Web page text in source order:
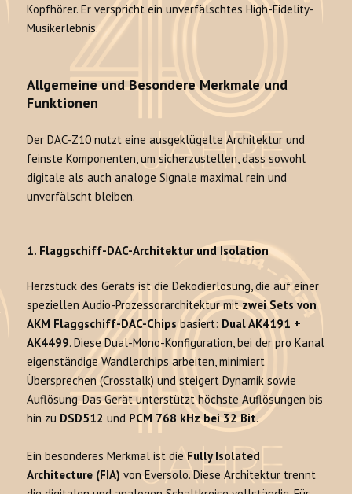
Kopfhörer. Er verspricht ein unverfälschtes High-Fidelity-
Musikerlebnis.
Allgemeine und Besondere Merkmale und
Funktionen
Der DAC-Z10 nutzt eine ausgeklügelte Architektur und
feinste Komponenten, um sicherzustellen, dass sowohl
digitale als auch analoge Signale maximal rein und
unverfälscht bleiben.
1. Flaggschiff-DAC-Architektur und Isolation
Herzstück des Geräts ist die Dekodierlösung, die auf einer
speziellen Audio-Prozessorarchitektur mitzwei Sets von
AKM Flaggschiff-DAC-Chips basiert: Dual AK4191 +
AK4499. Diese Dual-Mono-Konfiguration, bei der pro Kanal
eigenständige Wandlerchips arbeiten, minimiert
Übersprechen (Crosstalk) und steigert Dynamik sowie
Auflösung. Das Gerät unterstützt höchste Auflösungen bis
hin zu DSD512 und PCM 768 kHz bei 32 Bit.
Ein besonderes Merkmal ist die Fully Isolated
Architecture (FIA) von Eversolo. Diese Architektur trennt